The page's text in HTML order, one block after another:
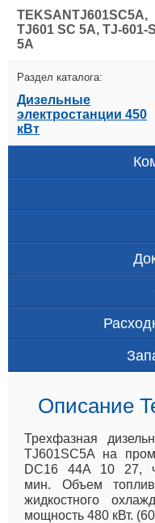
TEKSANTJ601SC5A,
TJ601 SC 5A, TJ-601-
5A
Раздел каталога:
Дизельные
электростанции 450
кВт
Описание
Трехфазная
TJ601SC5A на
DC16 44A 10 27,
мин. Объем
жидкостного
мощность 480 кВт.